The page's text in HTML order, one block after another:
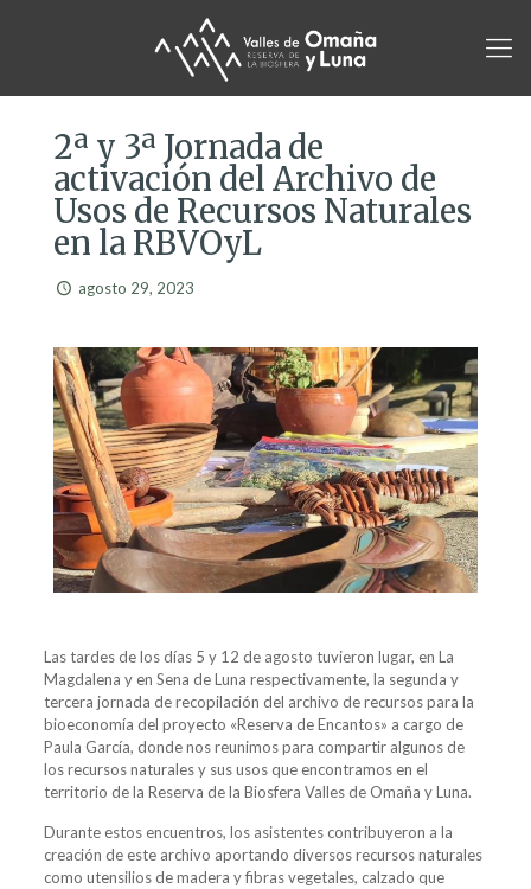
2ª y 3ª Jornada de
activación del Archivo de
Usos de Recursos Naturales
en la RBVOyL
agosto 29, 2023
Las tardes de los días 5 y 12 de agosto tuvieron lugar, en La
Magdalena y en Sena de Luna respectivamente, la segunda y
tercera jornada de recopilación del archivo de recursos para la
bioeconomía del proyecto «Reserva de Encantos» a cargo de
Paula García, donde nos reunimos para compartir algunos de
los recursos naturales y sus usos que encontramos en el
territorio de la Reserva de la Biosfera Valles de Omaña y Luna.
Durante estos encuentros, los asistentes contribuyeron a la
creación de este archivo aportando diversos recursos naturales
como utensilios de madera y fibras vegetales, calzado que